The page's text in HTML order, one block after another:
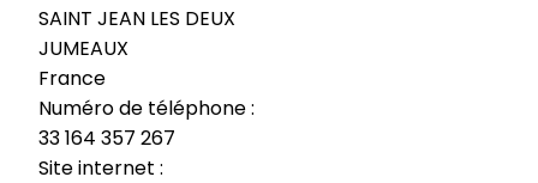
SAINT JEAN LES DEUX
JUMEAUX
France
Numéro de téléphone :
33 164 357 267
Site internet :